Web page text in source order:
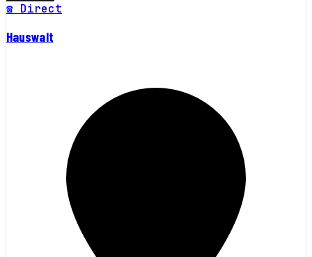
☎ Direct
Hauswalt